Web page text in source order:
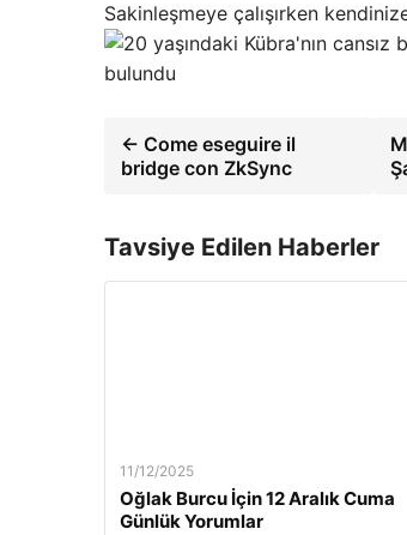
Sakinleşmeye çalışırken
bulundu
← Come eseguire il
bridge con ZkSync
Tavsiye Edilen Haberler
11/12/2025
Oğlak Burcu İçin 12 Aralık Cuma
Günlük Yorumlar